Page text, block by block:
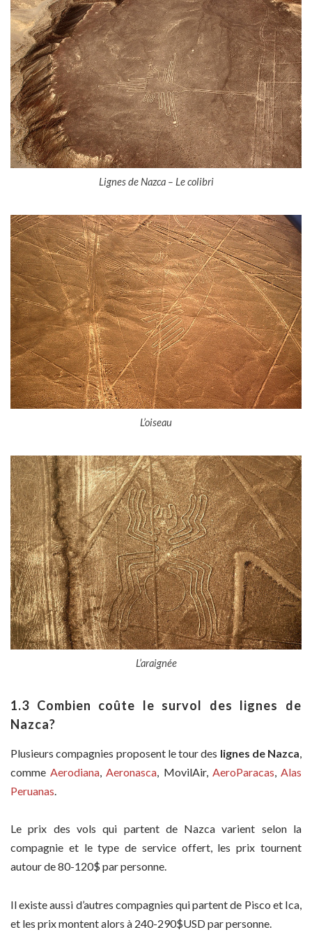
Lignes de Nazca – Le colibri
L’oiseau
L’araignée
1.3 Combien coûte le survol des lignes de
Nazca?
Plusieurs compagnies proposent le tour des lignes de Nazca,
commeAerodiana,Aeronasca, MovilAir, AeroParacas,Alas
Peruanas.
Le prix des vols qui partent de Nazca varient selon la
compagnie et le type de service offert, les prix tournent
autour de 80-120$ par personne.
Il existe aussi d’autres compagnies qui partent de Pisco et Ica,
et les prix montent alors à 240-290$USD par personne.